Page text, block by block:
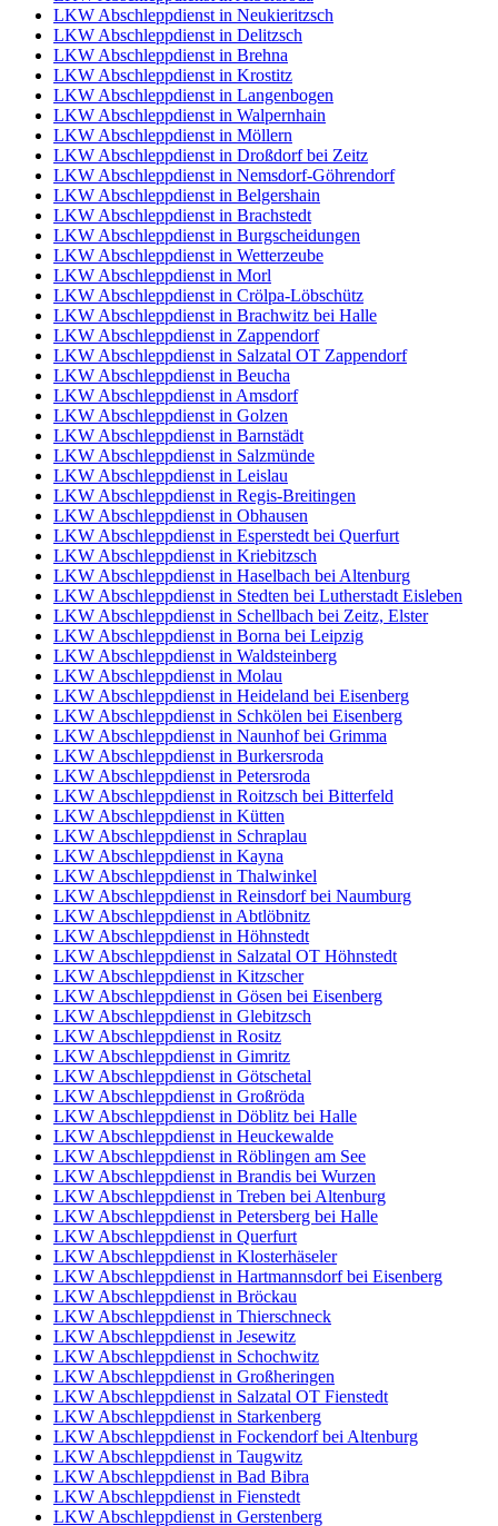
LKW Abschleppdienst in Neukieritzsch
LKW Abschleppdienst in Delitzsch
LKW Abschleppdienst in Brehna
LKW Abschleppdienst in Krostitz
LKW Abschleppdienst in Langenbogen
LKW Abschleppdienst in Walpernhain
LKW Abschleppdienst in Möllern
LKW Abschleppdienst in Droßdorf bei Zeitz
LKW Abschleppdienst in Nemsdorf-Göhrendorf
LKW Abschleppdienst in Belgershain
LKW Abschleppdienst in Brachstedt
LKW Abschleppdienst in Burgscheidungen
LKW Abschleppdienst in Wetterzeube
LKW Abschleppdienst in Morl
LKW Abschleppdienst in Crölpa-Löbschütz
LKW Abschleppdienst in Brachwitz bei Halle
LKW Abschleppdienst in Zappendorf
LKW Abschleppdienst in Salzatal OT Zappendorf
LKW Abschleppdienst in Beucha
LKW Abschleppdienst in Amsdorf
LKW Abschleppdienst in Golzen
LKW Abschleppdienst in Barnstädt
LKW Abschleppdienst in Salzmünde
LKW Abschleppdienst in Leislau
LKW Abschleppdienst in Regis-Breitingen
LKW Abschleppdienst in Obhausen
LKW Abschleppdienst in Esperstedt bei Querfurt
LKW Abschleppdienst in Kriebitzsch
LKW Abschleppdienst in Haselbach bei Altenburg
LKW Abschleppdienst in Stedten bei Lutherstadt Eisleben
LKW Abschleppdienst in Schellbach bei Zeitz, Elster
LKW Abschleppdienst in Borna bei Leipzig
LKW Abschleppdienst in Waldsteinberg
LKW Abschleppdienst in Molau
LKW Abschleppdienst in Heideland bei Eisenberg
LKW Abschleppdienst in Schkölen bei Eisenberg
LKW Abschleppdienst in Naunhof bei Grimma
LKW Abschleppdienst in Burkersroda
LKW Abschleppdienst in Petersroda
LKW Abschleppdienst in Roitzsch bei Bitterfeld
LKW Abschleppdienst in Kütten
LKW Abschleppdienst in Schraplau
LKW Abschleppdienst in Kayna
LKW Abschleppdienst in Thalwinkel
LKW Abschleppdienst in Reinsdorf bei Naumburg
LKW Abschleppdienst in Abtlöbnitz
LKW Abschleppdienst in Höhnstedt
LKW Abschleppdienst in Salzatal OT Höhnstedt
LKW Abschleppdienst in Kitzscher
LKW Abschleppdienst in Gösen bei Eisenberg
LKW Abschleppdienst in Glebitzsch
LKW Abschleppdienst in Rositz
LKW Abschleppdienst in Gimritz
LKW Abschleppdienst in Götschetal
LKW Abschleppdienst in Großröda
LKW Abschleppdienst in Döblitz bei Halle
LKW Abschleppdienst in Heuckewalde
LKW Abschleppdienst in Röblingen am See
LKW Abschleppdienst in Brandis bei Wurzen
LKW Abschleppdienst in Treben bei Altenburg
LKW Abschleppdienst in Petersberg bei Halle
LKW Abschleppdienst in Querfurt
LKW Abschleppdienst in Klosterhäseler
LKW Abschleppdienst in Hartmannsdorf bei Eisenberg
LKW Abschleppdienst in Bröckau
LKW Abschleppdienst in Thierschneck
LKW Abschleppdienst in Jesewitz
LKW Abschleppdienst in Schochwitz
LKW Abschleppdienst in Großheringen
LKW Abschleppdienst in Salzatal OT Fienstedt
LKW Abschleppdienst in Starkenberg
LKW Abschleppdienst in Fockendorf bei Altenburg
LKW Abschleppdienst in Taugwitz
LKW Abschleppdienst in Bad Bibra
LKW Abschleppdienst in Fienstedt
LKW Abschleppdienst in Gerstenberg